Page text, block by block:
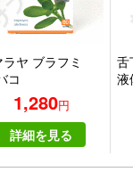
ラヤ ブラフミ
コ
1,280円
詳細を見る
舌
液